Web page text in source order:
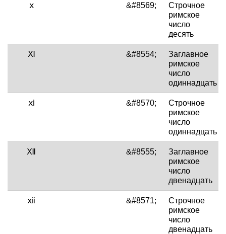
ⅹ &#8569;
Строчное
римское
число
десять
Ⅺ &#8554;
Заглавное
римское
число
одиннадцать
ⅺ &#8570;
Строчное
римское
число
одиннадцать
Ⅻ &#8555;
Заглавное
римское
число
двенадцать
ⅻ &#8571;
Строчное
римское
число
двенадцать